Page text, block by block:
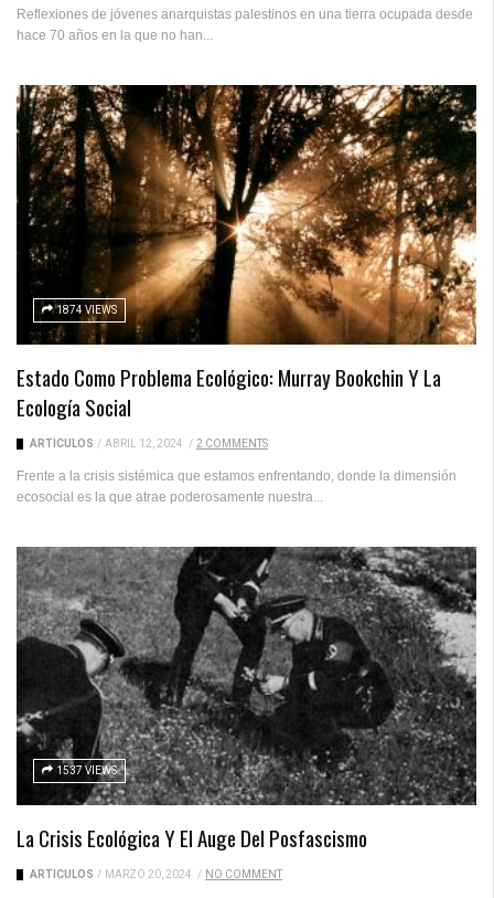
Reflexiones de jóvenes anarquistas palestinos en una tierra ocupada desde
hace 70 años en la que no han...
1874 VIEWS
Estado Como Problema Ecológico: Murray Bookchin Y La
Ecología Social
ARTICULOS / ABRIL 12, 2024 / 2 COMMENTS
Frente a la crisis sistémica que estamos enfrentando, donde la dimensión
ecosocial es la que atrae poderosamente nuestra...
1537 VIEWS
La Crisis Ecológica Y El Auge Del Posfascismo
ARTICULOS / MARZO 20, 2024 / NO COMMENT